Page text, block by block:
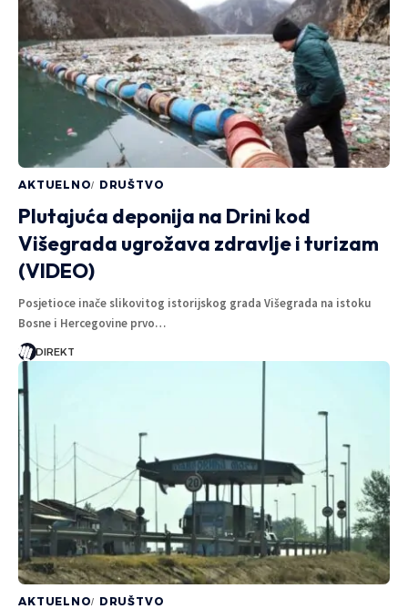
AKTUELNO DRUŠTVO
Plutajuća deponija na Drini kod
Višegrada ugrožava zdravlje i turizam
(VIDEO)
Posjetioce inače slikovitog istorijskog grada Višegrada na istoku
Bosne i Hercegovine prvo…
DIREKT
AKTUELNO DRUŠTVO